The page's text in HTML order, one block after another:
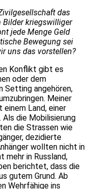
das
Bilder kriegswilliger
jede Menge Geld
Bewegung sei
uns das vorstellen?
Konflikt gibt es
oder dem
Setting angehören,
Meiner
einem Land, einer
die Mobilisierung
die Strassen wie
dezidierte
wollten nicht in
mehr in Russland,
berichtet, dass die
gutem Grund. Ab
Wehrfähige ins